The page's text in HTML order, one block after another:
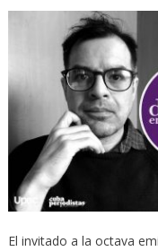
El invitado a la octava